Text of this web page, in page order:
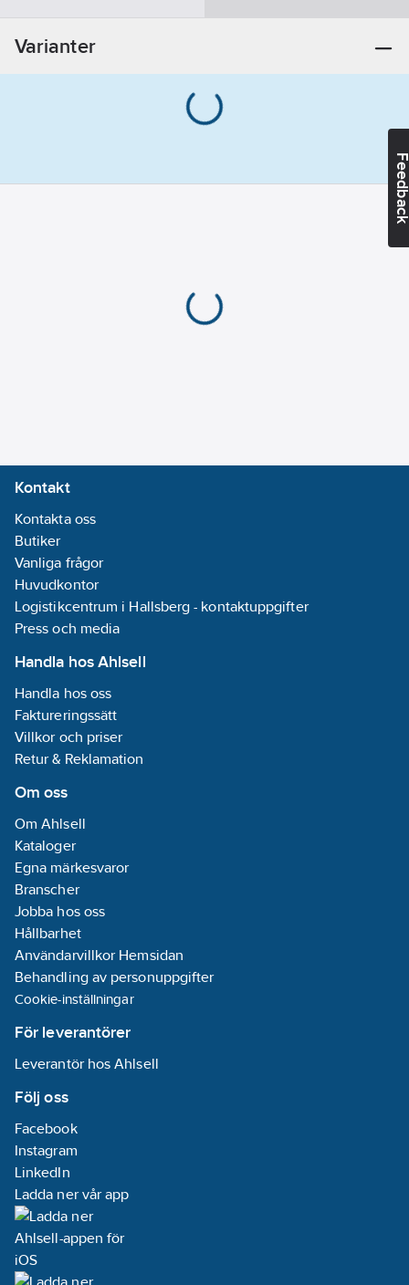
förankringspunkten är
vid fotnivå eller högre.
med:EN 360
Varianter
Kontakt
Kontakta oss
Butiker
Vanliga frågor
Huvudkontor
Logistikcentrum i Hallsberg - kontaktuppgifter
Press och media
Handla hos Ahlsell
Handla hos oss
Faktureringssätt
Villkor och priser
Retur & Reklamation
Om oss
Om Ahlsell
Kataloger
Egna märkesvaror
Branscher
Jobba hos oss
Hållbarhet
Användarvillkor Hemsidan
Behandling av personuppgifter
Cookie-inställningar
För leverantörer
Leverantör hos Ahlsell
Följ oss
Facebook
Instagram
LinkedIn
Ladda ner vår app